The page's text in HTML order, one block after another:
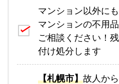
マンション以外に
マンションの不用
ご相談ください！
付け処分します
【札幌市】故人か